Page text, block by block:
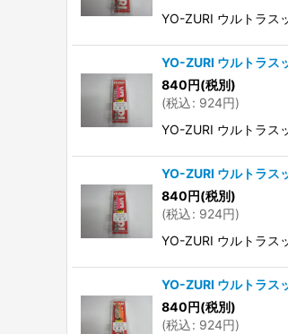
YO-ZURI ウルトラス
YO-ZURI ウルトラス
840円(税別)
(税込: 924円)
YO-ZURI ウルトラス
YO-ZURI ウルトラス
840円(税別)
(税込: 924円)
YO-ZURI ウルトラス
YO-ZURI ウルトラス
840円(税別)
(税込: 924円)